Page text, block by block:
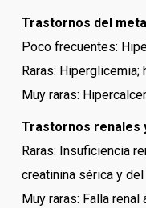
Trastornos del
Poco frecuentes:
Raras: Hiperglicemia;
Muy raras:
Trastornos renales
Raras: Insuficiencia
creatinina sérica y
Muy raras: Falla renal